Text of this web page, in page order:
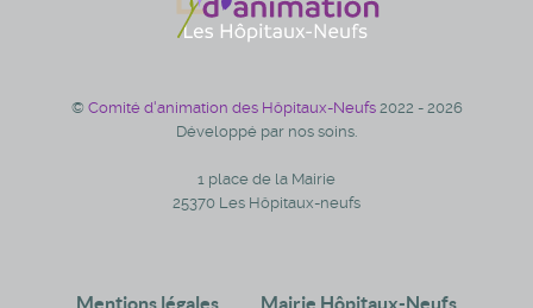
© Comité d'animation des Hôpitaux-Neufs 2022 - 2026
Développé par nos soins.
1 place de la Mairie
25370 Les Hôpitaux-neufs
Mentions légales Mairie Hôpitaux-Neufs